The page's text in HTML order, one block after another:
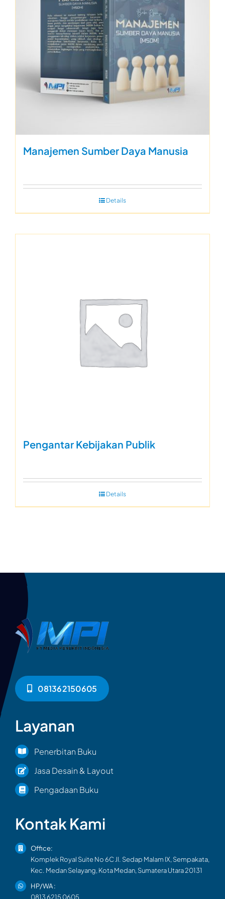
Manajemen Sumber Daya Manusia
Details
Pengantar Kebijakan Publik
Details
081362150605
Layanan
Penerbitan Buku
Jasa Desain & Layout
Pengadaan Buku
Kontak Kami
Office:
Komplek Royal Suite No 6C Jl. Sedap Malam IX, Sempakata,
Kec. Medan Selayang, Kota Medan, Sumatera Utara 20131
HP/WA :
0813 6215 0605